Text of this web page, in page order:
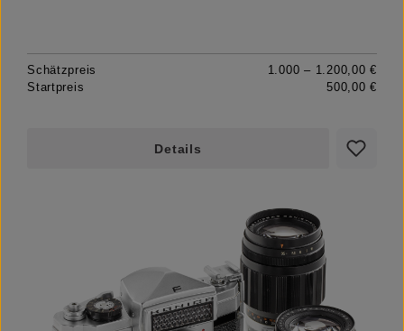
Schätzpreis
1.000 – 1.200,00 €
Startpreis
500,00 €
Details